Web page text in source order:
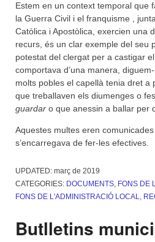
Estem en un context temporal que
la Guerra Civil i el franquisme ,
Catòlica i Apostòlica, exercien una
recurs, és un clar exemple del seu
potestat del clergat per a castigar
comportava d’una manera,
molts pobles el capellà tenia dret a
que treballaven els diumenges o
guardar o que anessin a ballar per
Aquestes multes eren
s’encarregava de fer-les efectives.
UPDATED: març de 2019
CATEGORIES: DOCUMENTS, FONS DE
FONS DE L'ADMINISTRACIÓ LOCAL,
Butlletins